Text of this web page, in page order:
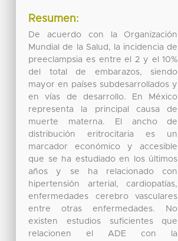
Resumen:
De acuerdo con la Organización
Mundial de la Salud, la incidencia de
preeclampsia es entre el 2 y el 10%
del total de embarazos, siendo
mayor en países subdesarrollados y
en vías de desarrollo. En México
representa la principal causa de
muerte materna. El ancho de
distribución eritrocitaria es un
marcador económico y accesible
que se ha estudiado en los últimos
años y se ha relacionado con
hipertensión arterial, cardiopatías,
enfermedades cerebro vasculares
entre otras enfermedades. No
existen estudios suficientes que
relacionen el ADE con la